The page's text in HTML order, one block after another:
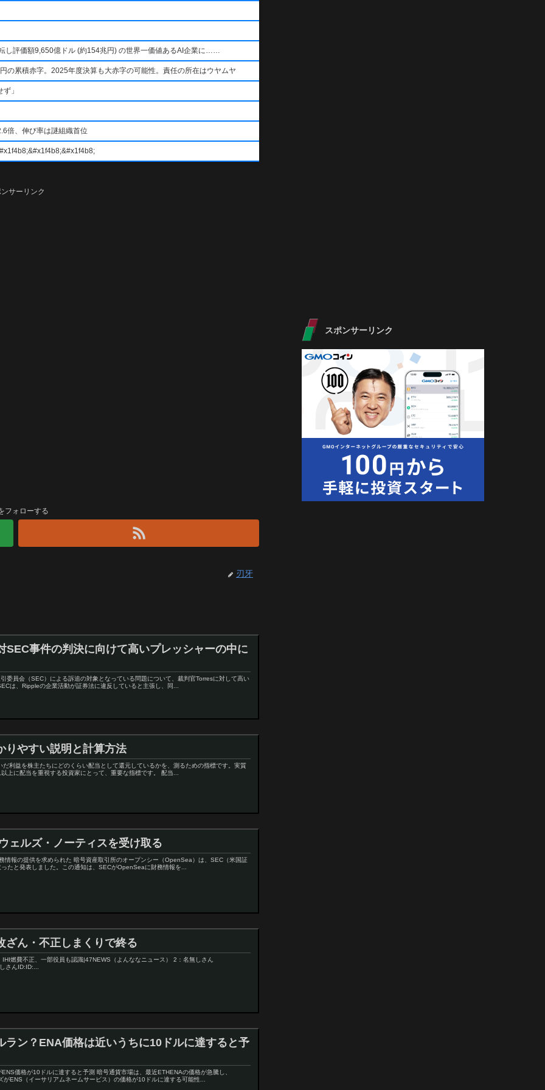
評価額9,650億ドル (約154兆円) の世界一価値あるAI企業に……
の累積赤字。2025年度決算も大赤字の可能性。責任の所在はウヤムヤ
」
倍、伸び率は謎組織首位
サーリンク
フォローする
刃牙
SEC事件の判決に向けて高いプレッシャーの中に
委員会（SEC）による訴追の対象となっている問題について、裁判官Torresに対して高い
は、Rippleの企業活動が証券法に違反していると主張し、同...
りやすい説明と計算方法
利益を株主たちにどのくらい配当として還元しているかを、測るための指標です。実質
上に配当を重視する投資家にとって、重要な指標です。 配当...
ェルズ・ノーティスを受け取る
情報の提供を求められた 暗号資産取引所のオープンシー（OpenSea）は、SEC（米国証
たと発表しました。この通知は、SECがOpenSeaに財務情報を...
ざん・不正しまくりで終る
燃費不正、一部役員も認識|47NEWS（よんななニュース） 2：名無しさん
さんID:ID:...
ラン？ENA価格は近いうちに10ドルに達すると予
価格が10ドルに達すると予測 暗号通貨市場は、最近ETHENAの価格が急騰し、
ENS（イーサリアムネームサービス）の価格が10ドルに達する可能性...
スポンサーリンク